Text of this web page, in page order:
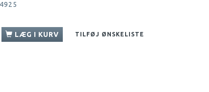
4925
LÆG I KURV TILFØJ ØNSKELISTE